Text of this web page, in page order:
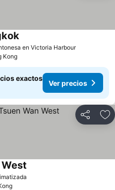
en Victoria Harbour
Kong
exactos
Ver precios
Compartir